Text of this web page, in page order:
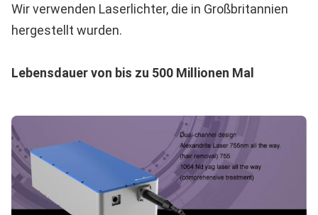
Wir verwenden Laserlichter, die in Großbritannien
hergestellt wurden.
Lebensdauer von bis zu 500 Millionen Mal